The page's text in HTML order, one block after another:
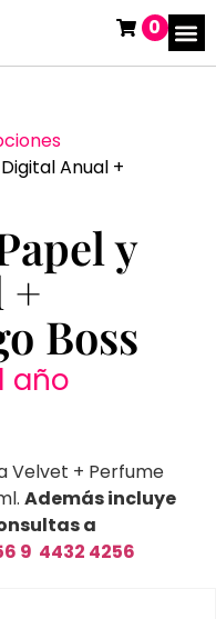
0
Anual +
y
+
Boss
año
Velvet + Perfume
Además incluye
a
9 4432 4256